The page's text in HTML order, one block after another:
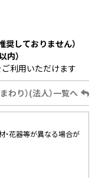
しておりません）
内）
ご利用いただけます
わり）(法人）一覧へ
・花器等が異なる場合が